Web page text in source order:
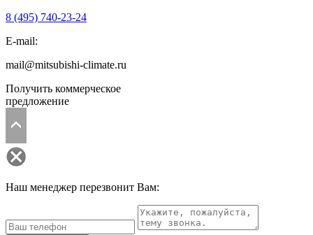
8 (495) 740-23-24
E-mail:
mail@mitsubishi-climate.ru
Получить коммерческое
предложение
Наш менеджер перезвонит Вам: